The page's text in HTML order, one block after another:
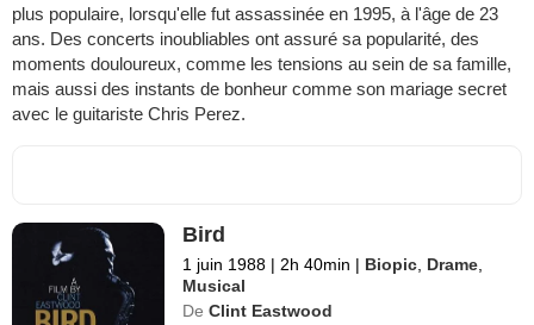
plus populaire, lorsqu'elle fut assassinée en 1995, à l'âge de 23
ans. Des concerts inoubliables ont assuré sa popularité, des
moments douloureux, comme les tensions au sein de sa famille,
mais aussi des instants de bonheur comme son mariage secret
avec le guitariste Chris Perez.
Bird
1 juin 1988 | 2h 40min | Biopic, Drame,
Musical
De Clint Eastwood